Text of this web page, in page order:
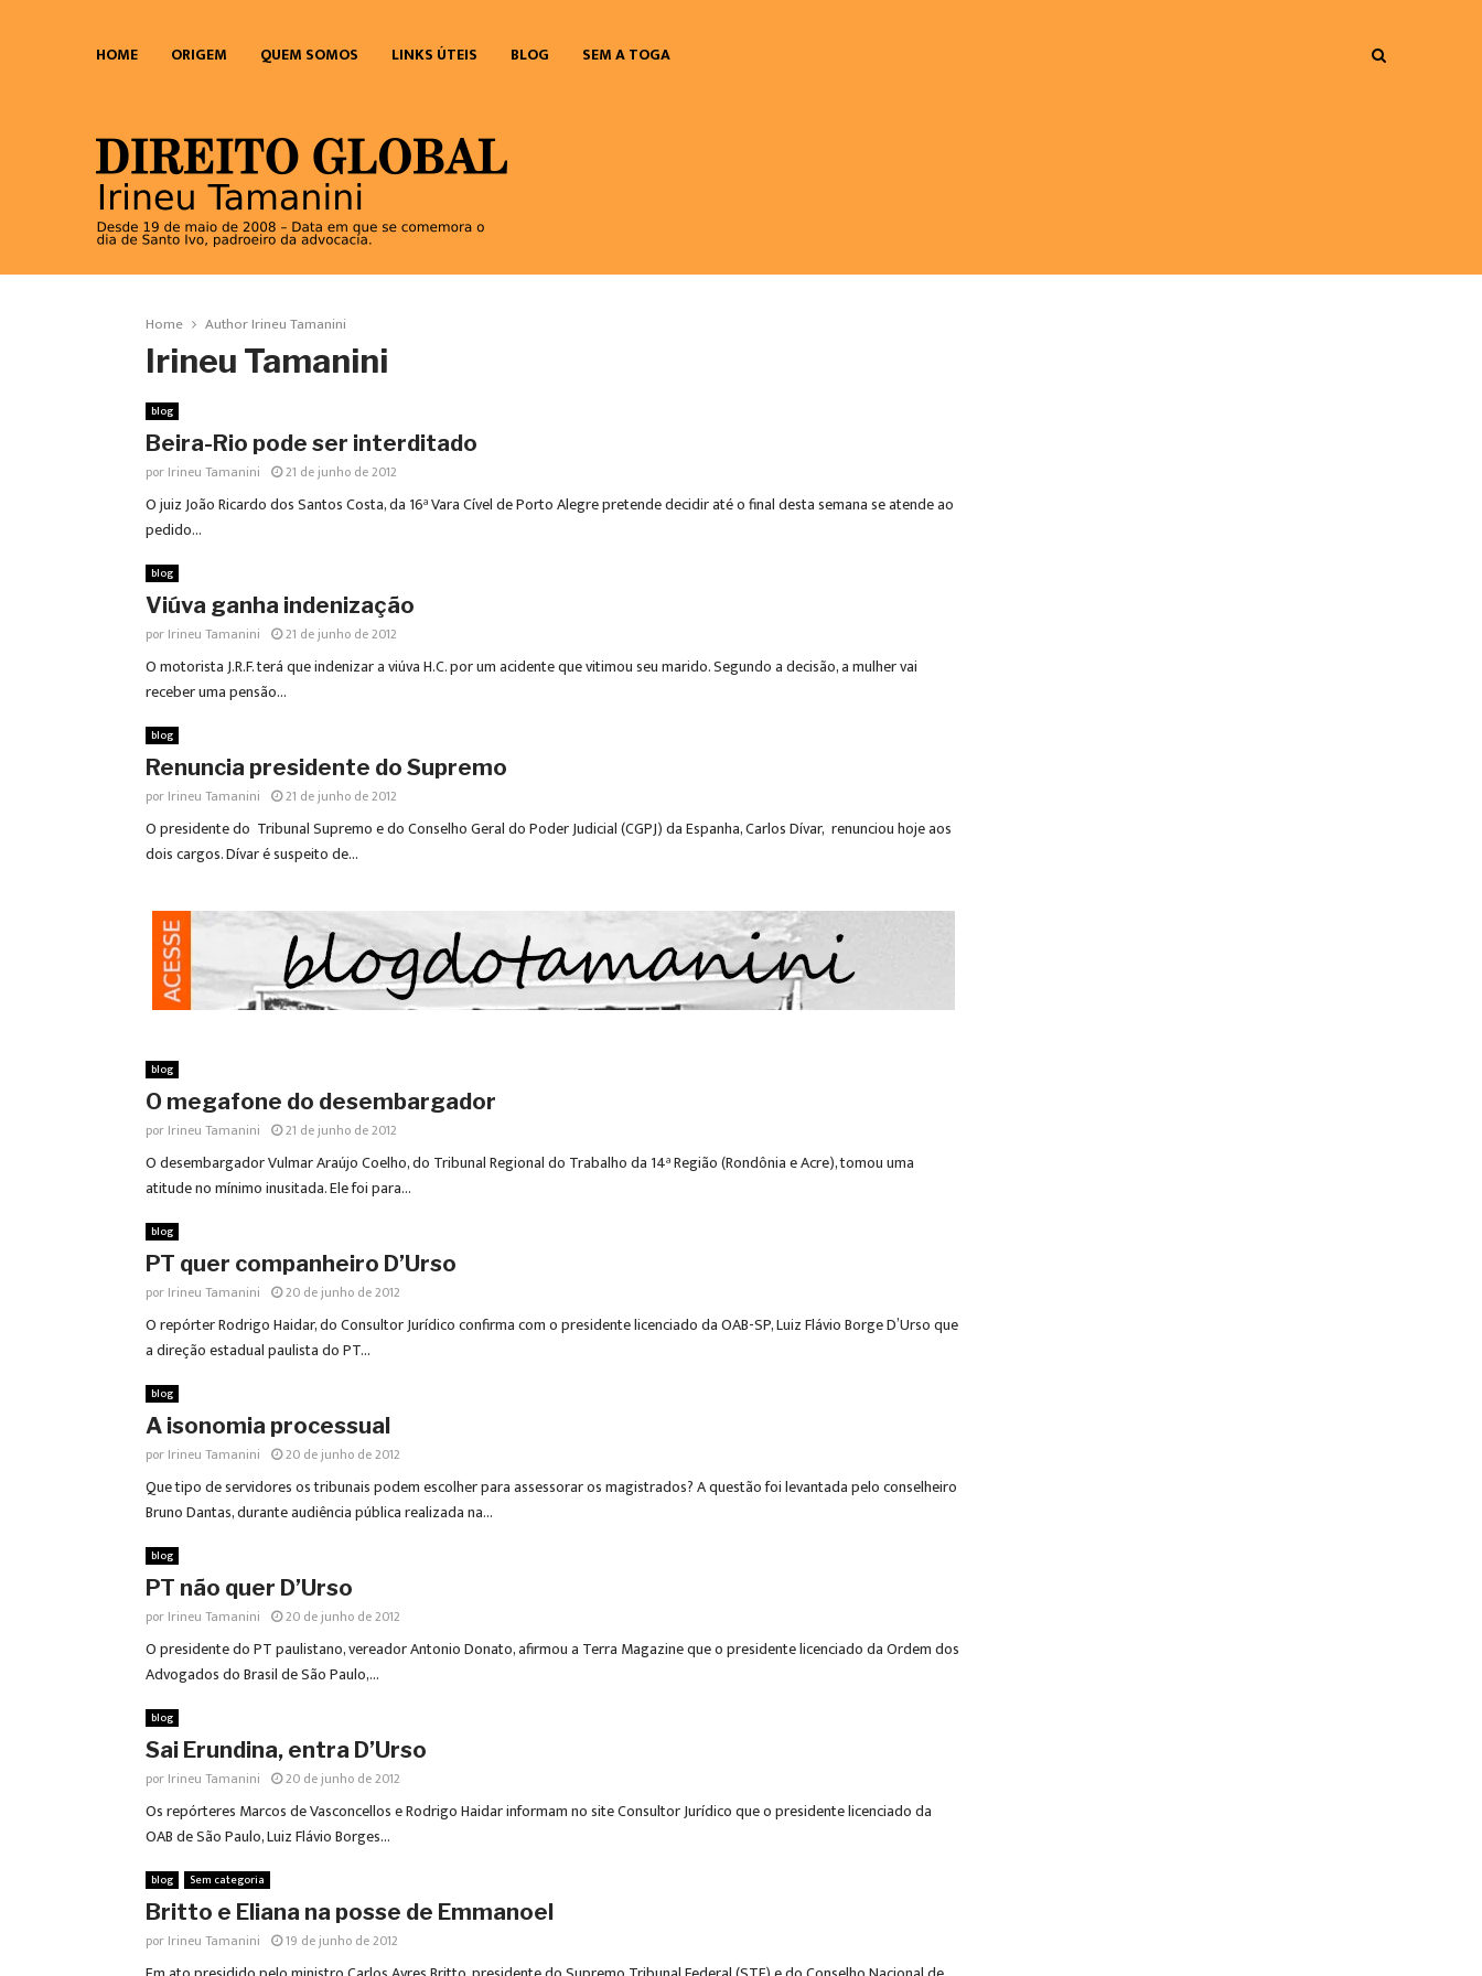
HOME ORIGEM QUEM SOMOS LINKS ÚTEIS BLOG SEM A TOGA
Home AuthorIrineu Tamanini
Irineu Tamanini
blog
Beira-Rio pode ser interditado
por Irineu Tamanini 21 de junho de 2012
O juiz João Ricardo dos Santos Costa, da 16ª Vara Cível de Porto Alegre pretende decidir até o final desta semana se atende ao
pedido...
blog
Viúva ganha indenização
por Irineu Tamanini 21 de junho de 2012
O motorista J.R.F. terá que indenizar a viúva H.C. por um acidente que vitimou seu marido. Segundo a decisão, a mulher vai
receber uma pensão...
blog
Renuncia presidente do Supremo
por Irineu Tamanini 21 de junho de 2012
O presidente do Tribunal Supremo e do Conselho Geral do Poder Judicial (CGPJ) da Espanha, Carlos Dívar, renunciou hoje aos
dois cargos. Dívar é suspeito de...
blog
O megafone do desembargador
por Irineu Tamanini 21 de junho de 2012
O desembargador Vulmar Araújo Coelho, do Tribunal Regional do Trabalho da 14ª Região (Rondônia e Acre), tomou uma
atitude no mínimo inusitada. Ele foi para...
blog
PT quer companheiro D’Urso
por Irineu Tamanini 20 de junho de 2012
O repórter Rodrigo Haidar, do Consultor Jurídico confirma com o presidente licenciado da OAB-SP, Luiz Flávio Borge D’Urso que
a direção estadual paulista do PT...
blog
A isonomia processual
por Irineu Tamanini 20 de junho de 2012
Que tipo de servidores os tribunais podem escolher para assessorar os magistrados? A questão foi levantada pelo conselheiro
Bruno Dantas, durante audiência pública realizada na...
blog
PT não quer D’Urso
por Irineu Tamanini 20 de junho de 2012
O presidente do PT paulistano, vereador Antonio Donato, afirmou a Terra Magazine que o presidente licenciado da Ordem dos
Advogados do Brasil de São Paulo,...
blog
Sai Erundina, entra D’Urso
por Irineu Tamanini 20 de junho de 2012
Os repórteres Marcos de Vasconcellos e Rodrigo Haidar informam no site Consultor Jurídico que o presidente licenciado da
OAB de São Paulo, Luiz Flávio Borges...
blog Sem categoria
Britto e Eliana na posse de Emmanoel
por Irineu Tamanini 19 de junho de 2012